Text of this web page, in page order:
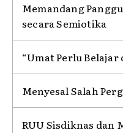
Memandang
secara Semiotika
“Umat Perlu
Menyesal Salah
RUU Sisdiknas dan